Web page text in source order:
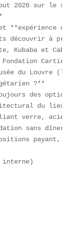
2026 sur le
**expérience
découvrir à
Kubaba et
Fondation Cartier
du Louvre
?**
des options
du lieu
verre, acier
sans dîner
payant, menu
interne)